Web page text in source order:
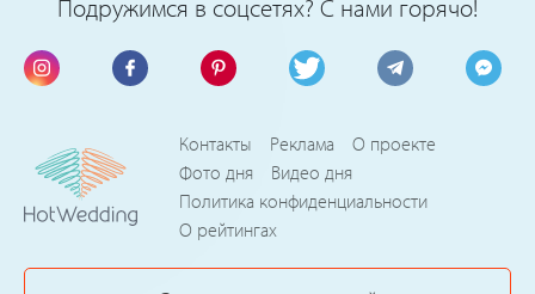
Подружимся в соцсетях? С нами горячо!
Контакты Реклама
О проекте
Фото дня
Видео дня
Политика конфиденциальности
О рейтингах